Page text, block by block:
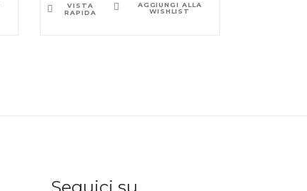
VISTA
RAPIDA
AGGIUNGI ALLA
WISHLIST